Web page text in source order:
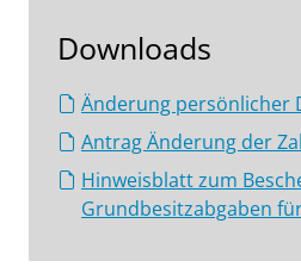
Downloads
Änderung persönlicher
Antrag Änderung der
Hinweisblatt zum
Grundbesitzabgaben